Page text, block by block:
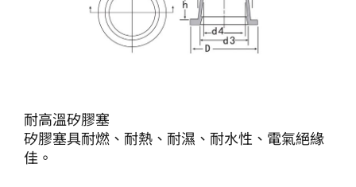
耐高溫矽膠塞
矽膠塞具耐燃、耐熱、耐濕、耐水性、電氣絕緣
佳。